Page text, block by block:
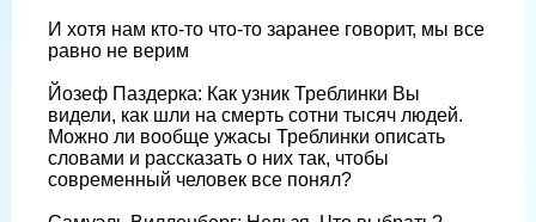
И хотя нам кто-то что-то заранее говорит, мы все
равно не верим
Йозеф Паздерка: Как узник Треблинки Вы
видели, как шли на смерть сотни тысяч людей.
Можно ли вообще ужасы Треблинки описать
словами и рассказать о них так, чтобы
современный человек все понял?